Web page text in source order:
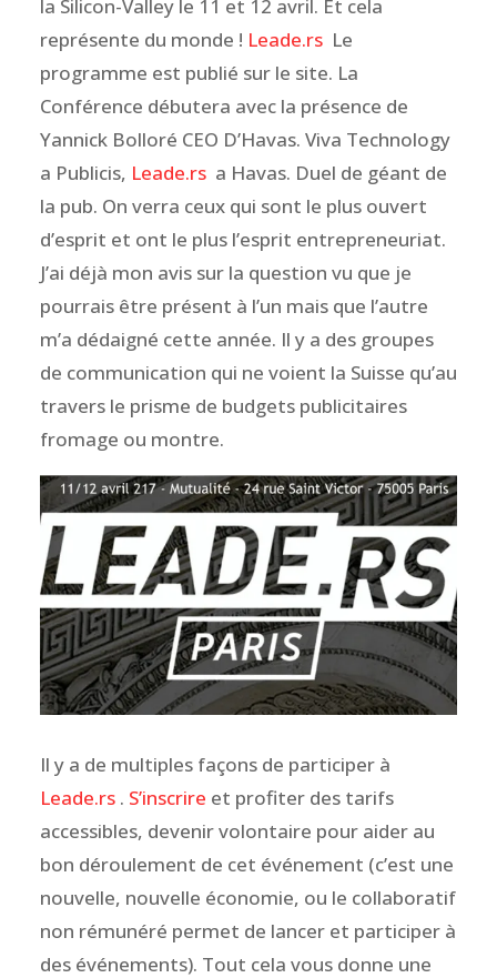
la Silicon-Valley le 11 et 12 avril. Et cela
représente du monde ! Leade.rs Le
programme est publié sur le site. La
Conférence débutera avec la présence de
Yannick Bolloré CEO D’Havas. Viva Technology
a Publicis, Leade.rsa Havas. Duel de géant de
la pub. On verra ceux qui sont le plus ouvert
d’esprit et ont le plus l’esprit entrepreneuriat.
J’ai déjà mon avis sur la question vu que je
pourrais être présent à l’un mais que l’autre
m’a dédaigné cette année. Il y a des groupes
de communication qui ne voient la Suisse qu’au
travers le prisme de budgets publicitaires
fromage ou montre.
Il y a de multiples façons de participer à
Leade.rs. S’inscrire et profiter des tarifs
accessibles, devenir volontaire pour aider au
bon déroulement de cet événement (c’est une
nouvelle, nouvelle économie, ou le collaboratif
non rémunéré permet de lancer et participer à
des événements). Tout cela vous donne une